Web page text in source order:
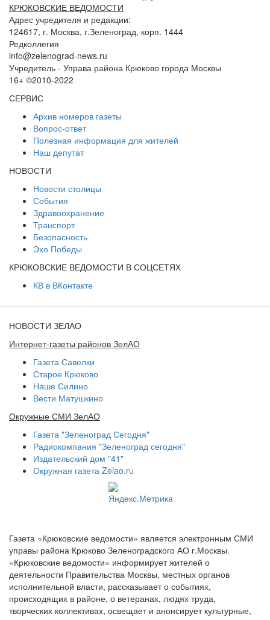
КРЮКОВСКИЕ ВЕДОМОСТИ
Адрес учредителя и редакции:
124617, г. Москва, г.Зеленоград, корп. 1444
Редколлегия
info@zelenograd-news.ru
Учредитель - Управа района Крюково города Москвы
16+ ©2010-2022
СЕРВИС
Архив номеров газеты
Вопрос-ответ
Полезная информация для жителей
Наш депутат
НОВОСТИ
Новости столицы
События
Здравоохранение
Транспорт
Безопасность
Эхо Победы
КРЮКОВСКИЕ ВЕДОМОСТИ В СОЦСЕТЯХ
КВ в ВКонтакте
НОВОСТИ ЗЕЛАО
Интернет-газеты районов ЗелАО
Газета Савелки
Старое Крюково
Наше Силино
Вести Матушкино
Окружные СМИ ЗелАО
Газета "Зеленоград Сегодня"
Радиокомпания "Зеленоград сегодня"
Издательский дом "41"
Окружная газета Zelao.ru
Газета «Крюковские ведомости» является электронным СМИ
управы района Крюково Зеленоградского АО г.Москвы.
«Крюковские ведомости» информирует жителей о
деятельности Правительства Москвы, местных органов
исполнительной власти, рассказывает о событиях,
происходящих в районе, о ветеранах, людях труда,
творческих коллективах, освещает и анонсирует культурные,